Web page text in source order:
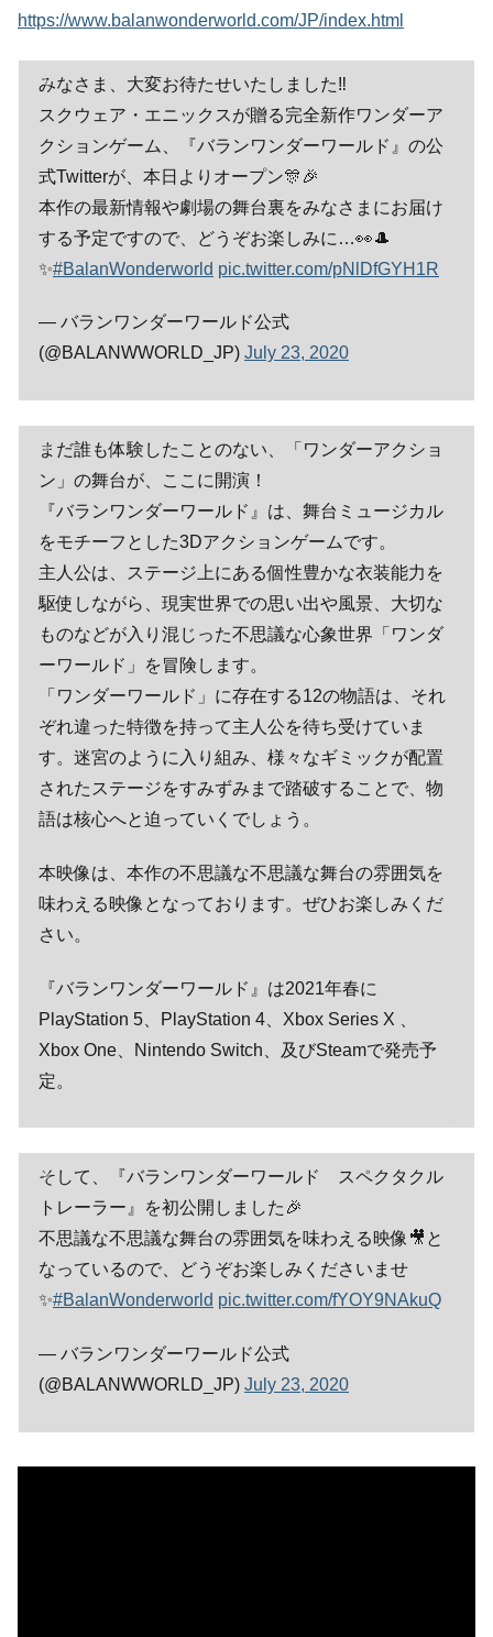
https://www.balanwonderworld.com/JP/index.html
みなさま、大変お待たせいたしました‼
スクウェア・エニックスが贈る完全新作ワンダーア
クションゲーム、『バランワンダーワールド』の公
式Twitterが、本日よりオープン🎊🎉
本作の最新情報や劇場の舞台裏をみなさまにお届け
する予定ですので、どうぞお楽しみに…👀🎩
✨#BalanWonderworld pic.twitter.com/pNlDfGYH1R
— バランワンダーワールド公式
(@BALANWWORLD_JP) July 23, 2020
まだ誰も体験したことのない、「ワンダーアクショ
ン」の舞台が、ここに開演！
『バランワンダーワールド』は、舞台ミュージカル
をモチーフとした3Dアクションゲームです。
主人公は、ステージ上にある個性豊かな衣装能力を
駆使しながら、現実世界での思い出や風景、大切な
ものなどが入り混じった不思議な心象世界「ワンダ
ーワールド」を冒険します。
「ワンダーワールド」に存在する12の物語は、それ
ぞれ違った特徴を持って主人公を待ち受けていま
す。迷宮のように入り組み、様々なギミックが配置
されたステージをすみずみまで踏破することで、物
語は核心へと迫っていくでしょう。
本映像は、本作の不思議な不思議な舞台の雰囲気を
味わえる映像となっております。ぜひお楽しみくだ
さい。
『バランワンダーワールド』は2021年春に
PlayStation 5、PlayStation 4、Xbox Series X 、
Xbox One、Nintendo Switch、及びSteamで発売予
定。
そして、『バランワンダーワールド スペクタクル
トレーラー』を初公開しました🎉
不思議な不思議な舞台の雰囲気を味わえる映像🎥と
なっているので、どうぞお楽しみくださいませ
✨#BalanWonderworld pic.twitter.com/fYOY9NAkuQ
— バランワンダーワールド公式
(@BALANWWORLD_JP) July 23, 2020